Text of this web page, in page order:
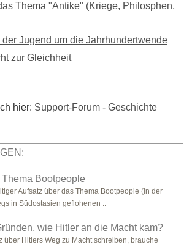
Thema "Antike" (Kriege, Philosphen,
Jugend um die Jahrhundertwende
zur Gleichheit
hier: Support-Forum - Geschichte
Bootpeople
Aufsatz über das Thema Bootpeople (in der
in Südostasien geflohenen ..
wie Hitler an die Macht kam?
über Hitlers Weg zu Macht schreiben, brauche